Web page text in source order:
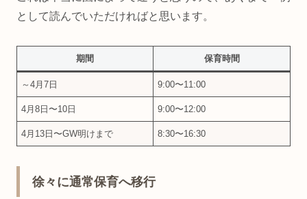
として読んでいただければと思います。
期間 保育時間
～4月7日 9:00〜11:00
4月8日〜10日 9:00〜12:00
4月13日〜GW明けまで 8:30〜16:30
徐々に通常保育へ移行